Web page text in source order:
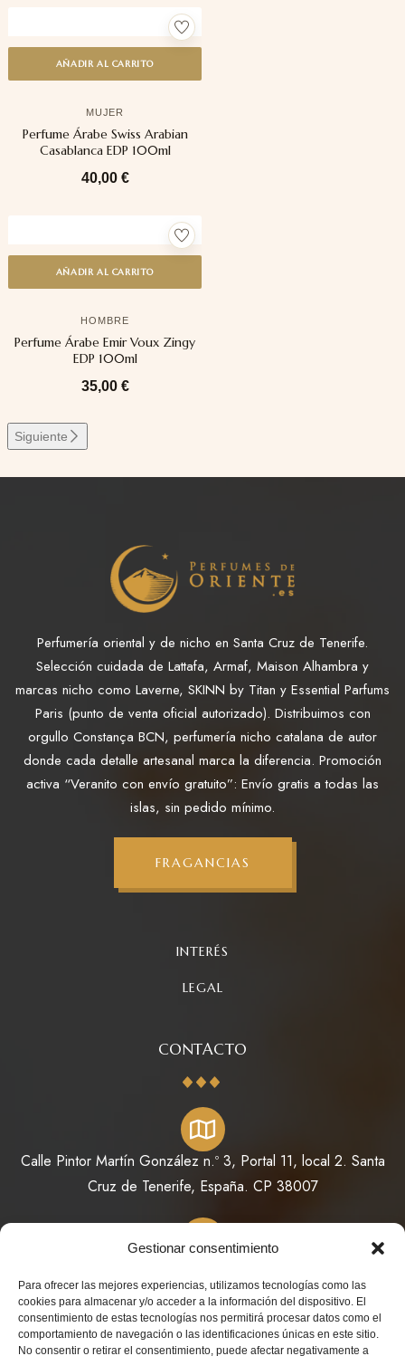
Gestionar consentimiento
Para ofrecer las mejores experiencias, utilizamos tecnologías como las
cookies para almacenar y/o acceder a la información del dispositivo. El
consentimiento de estas tecnologías nos permitirá procesar datos como el
comportamiento de navegación o las identificaciones únicas en este sitio.
No consentir o retirar el consentimiento, puede afectar negativamente a
AÑADIR AL CARRITO
MUJER
Perfume Árabe Swiss Arabian
Casablanca EDP 100ml
40,00 €
AÑADIR AL CARRITO
HOMBRE
Perfume Árabe Emir Voux Zingy
EDP 100ml
35,00 €
Siguiente
Perfumería oriental y de nicho en Santa Cruz de Tenerife.
Selección cuidada de Lattafa, Armaf, Maison Alhambra y
marcas nicho como Laverne, SKINN by Titan y Essential Parfums
Paris (punto de venta oficial autorizado). Distribuimos con
orgullo Constança BCN, perfumería nicho catalana de autor
donde cada detalle artesanal marca la diferencia. Promoción
activa “Veranito con envío gratuito”: Envío gratis a todas las
islas, sin pedido mínimo.
FRAGANCIAS
INTERÉS
LEGAL
CONTACTO
Calle Pintor Martín González n.º 3, Portal 11, local 2. Santa
Cruz de Tenerife, España. CP 38007